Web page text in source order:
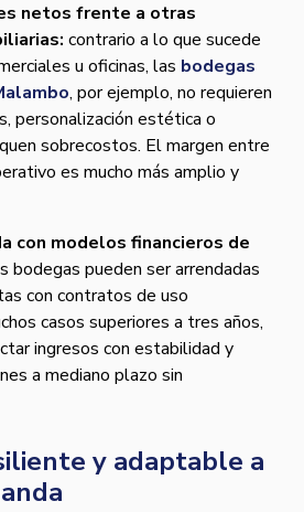
netos frente a otras
contrario a lo que sucede
u oficinas, las bodegas
, por ejemplo, no requieren
personalización estética o
sobrecostos. El margen entre
es mucho más amplio y
con modelos financieros de
bodegas pueden ser arrendadas
con contratos de uso
casos superiores a tres años,
ingresos con estabilidad y
a mediano plazo sin
y adaptable a